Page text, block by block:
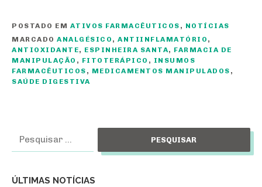
POSTADO EM ATIVOS FARMACÊUTICOS , NOTÍCIAS
MARCADO ANALGÉSICO , ANTIINFLAMATÓRIO ,
ANTIOXIDANTE, ESPINHEIRA SANTA, FARMACIA DE
MANIPULAÇÃO , FITOTERÁPICO , INSUMOS
FARMACÊUTICOS , MEDICAMENTOS MANIPULADOS ,
SAÚDE DIGESTIVA
Pesquisar
por:
ÚLTIMAS NOTÍCIAS